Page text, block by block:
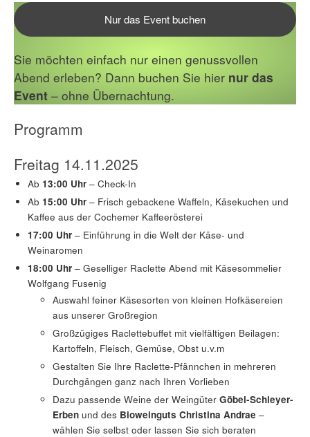
Nur das Event buchen
Sie möchten einfach nur einen genussvollen
Abend erleben? Dann buchen Sie hier nur das
Event – ohne Übernachtung.
Programm
Freitag 14.11.2025
Ab 13:00 Uhr – Check-In
Ab 15:00 Uhr – Frisch gebackene Waffeln, Käsekuchen und
Kaffee aus der Cochemer Kaffeerösterei
17:00 Uhr – Einführung in die Welt der Käse- und
Weinaromen
18:00 Uhr – Geselliger Raclette Abend mit Käsesommelier
Wolfgang Fusenig
Auswahl feiner Käsesorten von kleinen Hofkäsereien
aus unserer Großregion
Großzügiges Raclettebuffet mit vielfältigen Beilagen:
Kartoffeln, Fleisch, Gemüse, Obst u.v.m
Gestalten Sie Ihre Raclette-Pfännchen in mehreren
Durchgängen ganz nach Ihren Vorlieben
Dazu passende Weine der Weingüter Göbel-Schleyer-
Erbenund des Bioweinguts Christina Andrae –
wählen Sie selbst oder lassen Sie sich beraten